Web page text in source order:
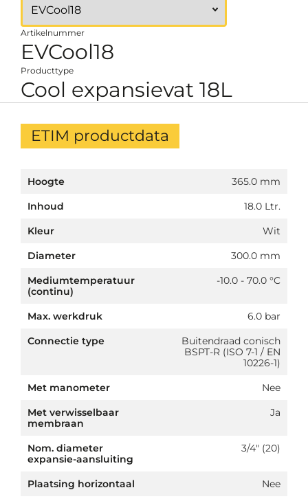
Artikelnummer
EVCool18
Producttype
Cool expansievat 18L
ETIM productdata
Hoogte
365.0 mm
Inhoud
18.0 Ltr.
Kleur
Wit
Diameter
300.0 mm
Mediumtemperatuur
(continu)
-10.0 - 70.0 °C
Max. werkdruk
6.0 bar
Connectie type
Buitendraad conisch
BSPT-R (ISO 7-1 / EN
10226-1)
Met manometer
Nee
Met verwisselbaar
membraan
Ja
Nom. diameter
expansie-aansluiting
3/4" (20)
Plaatsing horizontaal Nee